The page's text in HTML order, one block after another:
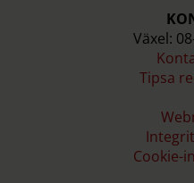
Växel:
Tipsa
Cookie-